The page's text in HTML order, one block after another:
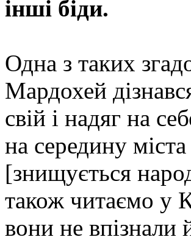
інші біди.
Одна з таких
Мардохей
свій і надяг на
на середину
[знищується
також читаємо у
вони не впізнали